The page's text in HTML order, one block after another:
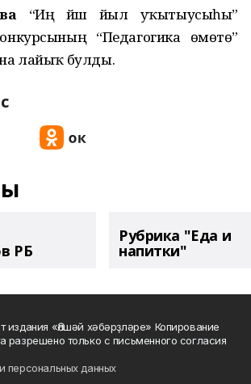
“Иң йәш йыл уҡытыусыһы”
“Педагогика өмөтө”
лайыҡ булды.
РБ
Рубрика "Еда и
напитки"
«Әлшәй хәбәрҙләре» Копирование
разрешено только с письменного согласия
персональных данных